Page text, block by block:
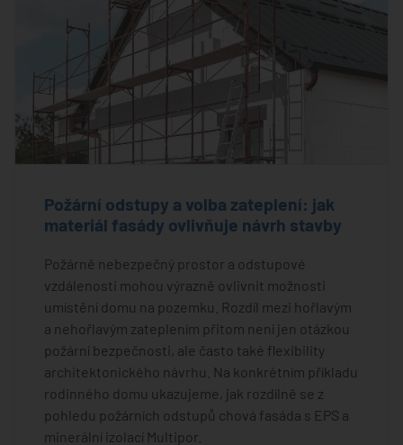
Požární odstupy a volba zateplení: jak
materiál fasády ovlivňuje návrh stavby
Požárně nebezpečný prostor a odstupové
vzdálenosti mohou výrazně ovlivnit možnosti
umístění domu na pozemku. Rozdíl mezi hořlavým
a nehořlavým zateplením přitom není jen otázkou
požární bezpečnosti, ale často také flexibility
architektonického návrhu. Na konkrétním příkladu
rodinného domu ukazujeme, jak rozdílně se z
pohledu požárních odstupů chová fasáda s EPS a
minerální izolací Multipor.